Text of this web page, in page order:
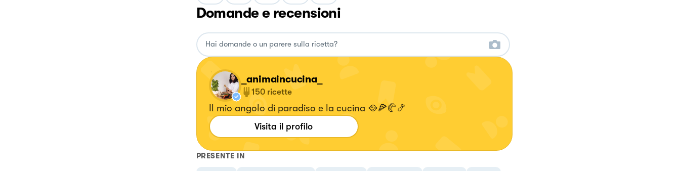
Domande e recensioni
_animaincucina_
150 ricette
Il mio angolo di paradiso e la cucina 🥘🍕🥐🍤
Visita il profilo
PRESENTE IN